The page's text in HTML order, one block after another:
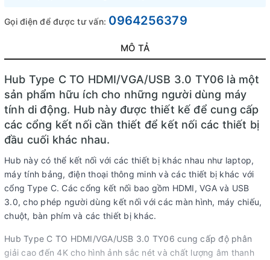
Gọi điện để được tư vấn: 0964256379
MÔ TẢ
Hub Type C TO HDMI/VGA/USB 3.0 TY06 là một
sản phẩm hữu ích cho những người dùng máy
tính di động. Hub này được thiết kế để cung cấp
các cổng kết nối cần thiết để kết nối các thiết bị
đầu cuối khác nhau.
Hub này có thể kết nối với các thiết bị khác nhau như laptop,
máy tính bảng, điện thoại thông minh và các thiết bị khác với
cổng Type C. Các cổng kết nối bao gồm HDMI, VGA và USB
3.0, cho phép người dùng kết nối với các màn hình, máy chiếu,
chuột, bàn phím và các thiết bị khác.
Hub Type C TO HDMI/VGA/USB 3.0 TY06 cung cấp độ phân
giải cao đến 4K cho hình ảnh sắc nét và chất lượng âm thanh